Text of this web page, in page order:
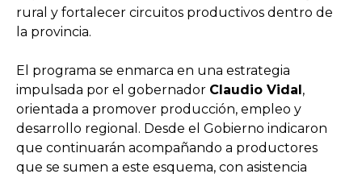
rural y fortalecer circuitos productivos dentro de
la provincia.
El programa se enmarca en una estrategia
impulsada por el gobernador Claudio Vidal ,
orientada a promover producción, empleo y
desarrollo regional. Desde el Gobierno indicaron
que continuarán acompañando a productores
que se sumen a este esquema, con asistencia